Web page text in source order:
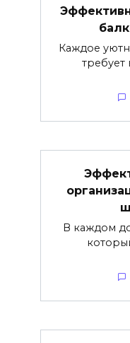
Каждое
требует
В каждом